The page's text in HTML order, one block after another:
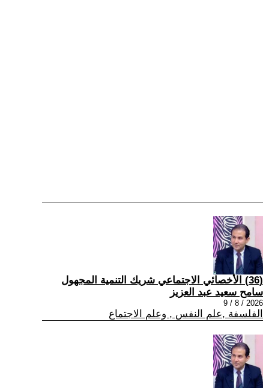
(36) الأخصائي الاجتماعي شريك التنمية المجهول
سامح سعيد عبد العزيز
2026 / 8 / 9
الفلسفة ,علم النفس , وعلم الاجتماع